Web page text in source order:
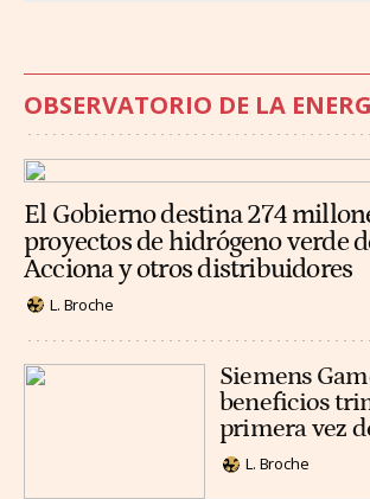
OBSERVATORIO DE LA
El Gobierno destina 274
proyectos de hidrógeno verde
Acciona y otros distribuidores
L. Broche
Siemens
beneficios
primera vez
L. Broche